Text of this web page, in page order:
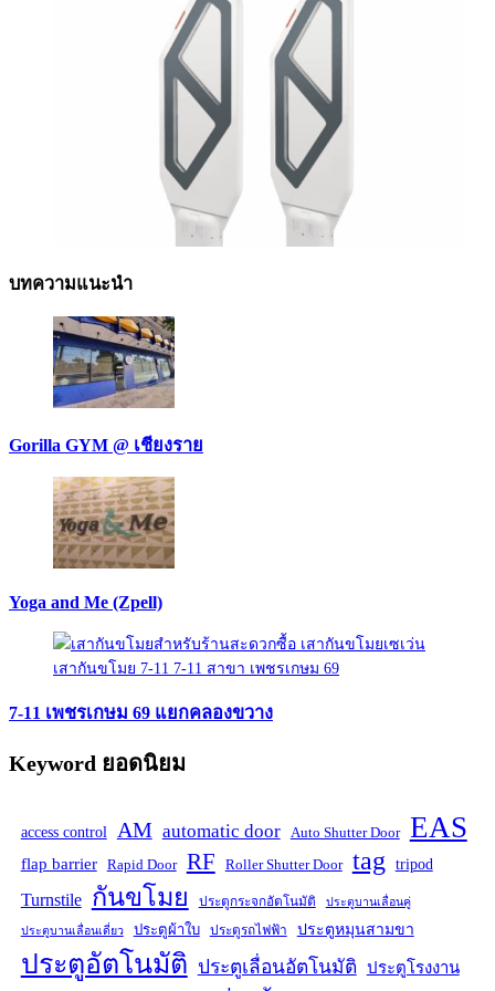
บทความแนะนำ
Gorilla GYM @ เชียงราย
Yoga and Me (Zpell)
7-11 เพชรเกษม 69 แยกคลองขวาง
Keyword ยอดนิยม
access control AM automatic door Auto Shutter Door EAS
flap barrier Rapid Door RF Roller Shutter Door tag tripod
Turnstile กันขโมย ประตูกระจกอัตโนมัติ ประตูบานเลื่อนคู่
ประตูบานเลื่อนเดี่ยว ประตูผ้าใบ ประตูรถไฟฟ้า ประตูหมุนสามขา
ประตูอัตโนมัติ ประตูเลื่อนอัตโนมัติ ประตูโรงงาน